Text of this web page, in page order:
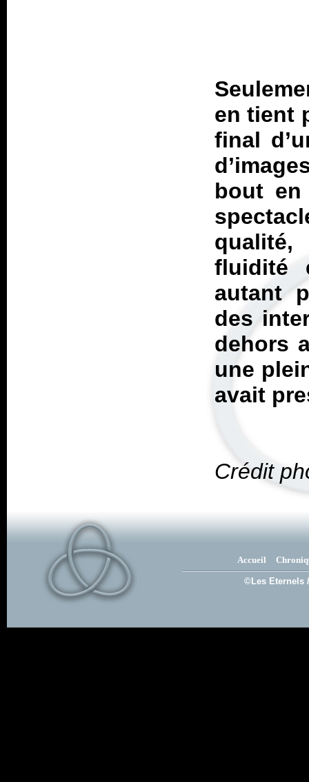
en tient
final
bout
fluidité
autant
des
dehors
une
avait
Crédit
Accueil
©Les Eternels